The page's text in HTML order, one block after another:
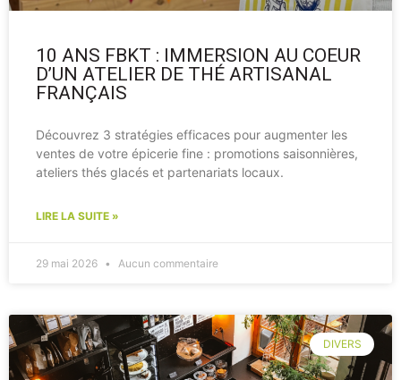
10 ANS FBKT : IMMERSION AU COEUR
D’UN ATELIER DE THÉ ARTISANAL
FRANÇAIS
Découvrez 3 stratégies efficaces pour augmenter les
ventes de votre épicerie fine : promotions saisonnières,
ateliers thés glacés et partenariats locaux.
LIRE LA SUITE »
29 mai 2026 Aucun commentaire
DIVERS